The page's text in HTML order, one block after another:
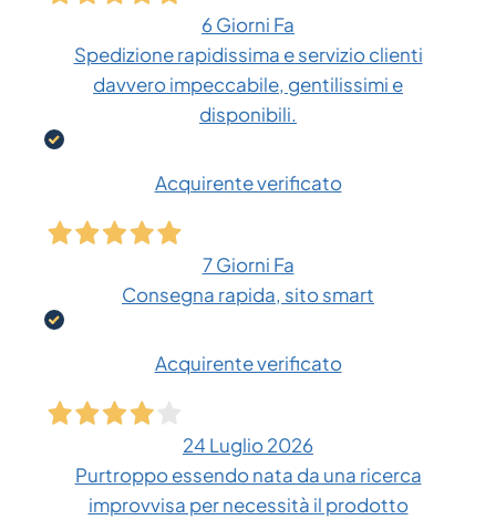
6 Giorni Fa
Spedizione rapidissima e servizio clienti
davvero impeccabile, gentilissimi e
disponibili.
Acquirente verificato
7 Giorni Fa
Consegna rapida, sito smart
Acquirente verificato
24 Luglio 2026
Purtroppo essendo nata da una ricerca
improvvisa per necessità il prodotto